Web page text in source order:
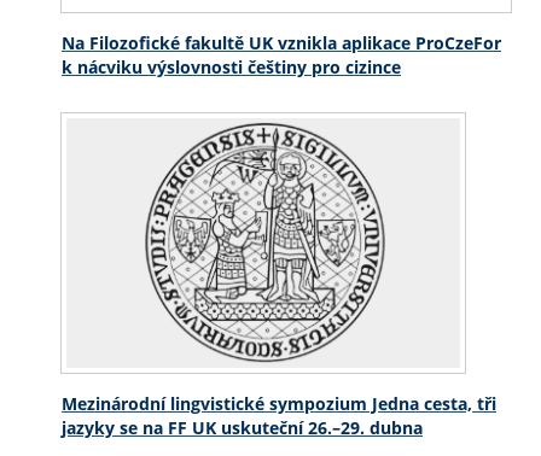
Na Filozofické fakultě UK vznikla aplikace ProCzeFor
k nácviku výslovnosti češtiny pro cizince
Mezinárodní lingvistické sympozium Jedna cesta, tři
jazyky se na FF UK uskuteční 26.–29. dubna